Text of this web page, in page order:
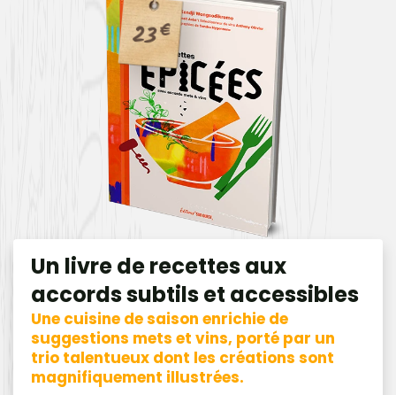
23€
Un livre de recettes aux
accords subtils et accessibles
Une cuisine de saison enrichie de
suggestions mets et vins, porté par un
trio talentueux dont les créations sont
magnifiquement illustrées.